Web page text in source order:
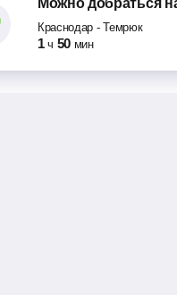
Можно добраться
Краснодар -Темрюк
1 ч 50 мин